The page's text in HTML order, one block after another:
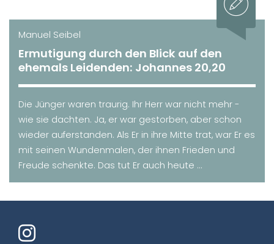
Manuel Seibel
Ermutigung durch den Blick auf den
ehemals Leidenden: Johannes 20,20
Die Jünger waren traurig. Ihr Herr war nicht mehr -
wie sie dachten. Ja, er war gestorben, aber schon
wieder auferstanden. Als Er in ihre Mitte trat, war Er es
mit seinen Wundenmalen, der ihnen Frieden und
Freude schenkte. Das tut Er auch heute ...